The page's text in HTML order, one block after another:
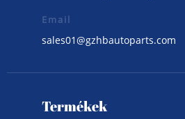
Email
sales01@gzhbautoparts.com
Termékek